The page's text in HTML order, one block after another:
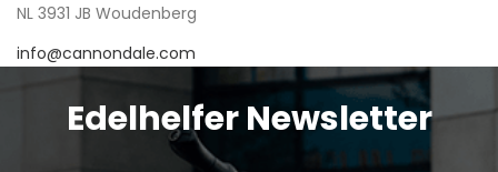
NL 3931 JB Woudenberg
info@cannondale.com
Edelhelfer Newsletter